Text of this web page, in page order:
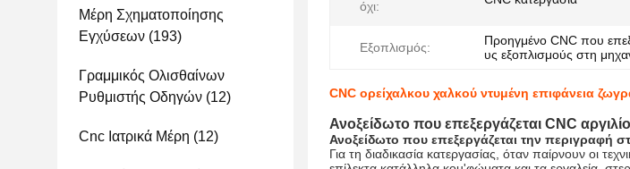
Μέρη Σχηματοποίησης
Εγχύσεων (193)
Γραμμικός Ολισθαίνων
Ρυθμιστής Οδηγών (12)
Cnc Ιατρικά Μέρη (12)
όχι:
Εξοπλισμός:
Προηγμένο CNC που
υς εξοπλισμούς στη
CNC ορείχαλκου χαλκού ντυμένη επιφάνεια
Ανοξείδωτο που επεξεργάζεται CNC
Ανοξείδωτο που επεξεργάζεται την περιγραφή
Για τη διαδικασία κατεργασίας, όταν παίρνουν οι